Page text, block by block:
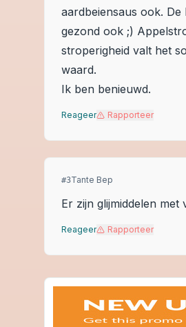
aardbeiensaus ook.
gezond ook ;)
stroperigheid valt het
waard.
Ik ben benieuwd.
Reageer Rapporteer
#3Tante Bep
Er zijn glijmiddelen met
Reageer Rapporteer